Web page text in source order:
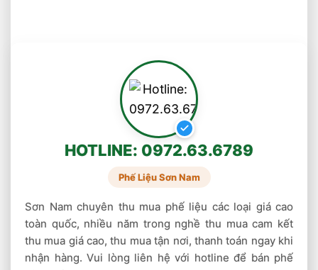
, sản lượng khai thác dần bị hạn chế, nên công
ty chúng tôi có rất nhiều đơn đề nghị cung cấp
thiếc sản xuất công nghiệp điện tử, điện thoại
di động bởi các công ty samsung, LG .. nên
chúng tôi nhận mua thiếc trên toàn quốc, mua
thiếc phế liệu, thiếc vụn, mua bã thiếc, xỉ thiếc
số lượng lớn, thu mua thiếc giá cao, thu mua
thiec gia cao Mua thiếc thanh, mua Thiếc
cuộn…
HOTLINE: 0972.63.6789
Phế Liệu Sơn Nam
Sơn Nam chuyên thu mua phế liệu các loại giá cao
toàn quốc, nhiều năm trong nghề thu mua cam kết
thu mua giá cao, thu mua tận nơi, thanh toán ngay khi
nhận hàng. Vui lòng liên hệ với hotline để bán phế